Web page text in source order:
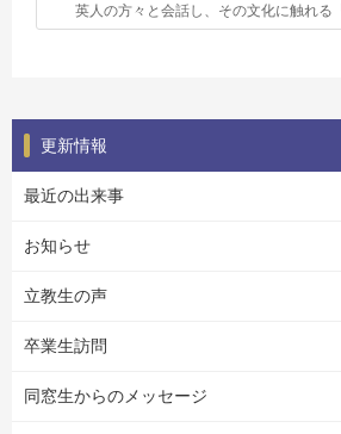
英人の方々と会話し、その文化に触れる
更新情報
最近の出来事
お知らせ
立教生の声
卒業生訪問
同窓生からのメッセージ